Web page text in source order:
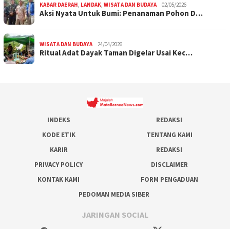
KABAR DAERAH LANDAK WISATA DAN BUDAYA 02/05/2026
Aksi Nyata Untuk Bumi: Penanaman Pohon D…
WISATA DAN BUDAYA 24/04/2026
Ritual Adat Dayak Taman Digelar Usai Kec…
INDEKS
REDAKSI
KODE ETIK
TENTANG KAMI
KARIR
REDAKSI
PRIVACY POLICY
DISCLAIMER
KONTAK KAMI
FORM PENGADUAN
PEDOMAN MEDIA SIBER
JARINGAN SOCIAL